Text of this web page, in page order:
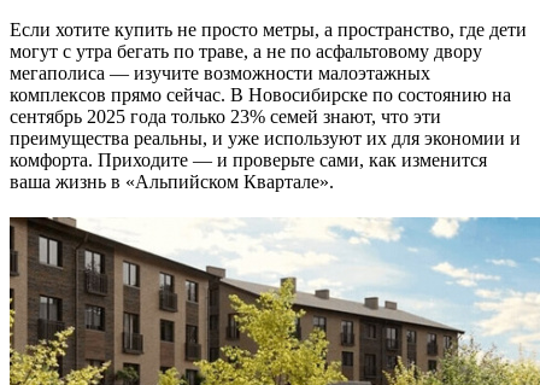
Если хотите купить не просто метры, а пространство, где дети
могут с утра бегать по траве, а не по асфальтовому двору
мегаполиса — изучите возможности малоэтажных
комплексов прямо сейчас. В Новосибирске по состоянию на
сентябрь 2025 года только 23% семей знают, что эти
преимущества реальны, и уже используют их для экономии и
комфорта. Приходите — и проверьте сами, как изменится
ваша жизнь в «Альпийском Квартале».